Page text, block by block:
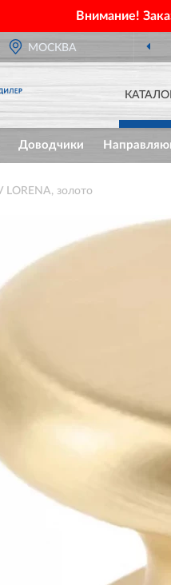
Внимание!
МОСКВА
Доводчики
LORENA, золото